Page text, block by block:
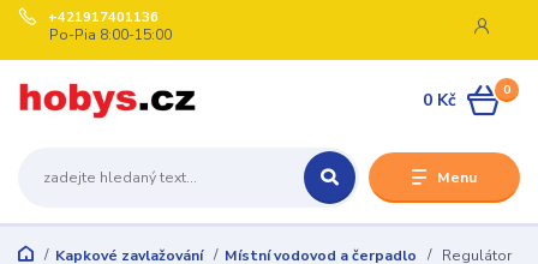
Menu
+421917401136
Po-Pia 8:00-15:00
0
0 Kč
Kapkové zavlažování Místní vodovod a čerpadlo
Regulátor